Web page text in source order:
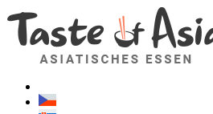
Zögern Sie nicht zu fragen. Ich